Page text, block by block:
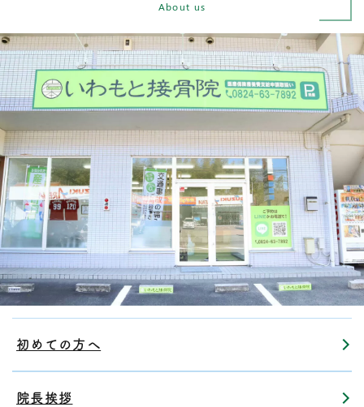
About us
初めての方へ
院長挨拶